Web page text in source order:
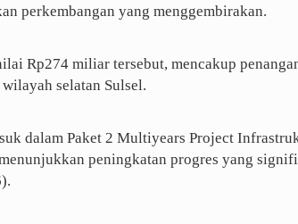
perkembangan yang menggembirakan.
Rp274 miliar tersebut, mencakup
selatan Sulsel.
dalam Paket 2 Multiyears Project
peningkatan progres yang